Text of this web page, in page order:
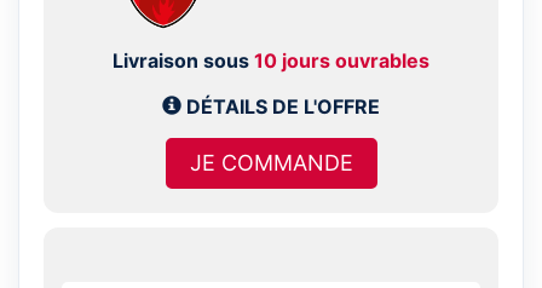
Livraison sous 10 jours ouvrables
DÉTAILS DE L'OFFRE
JE COMMANDE